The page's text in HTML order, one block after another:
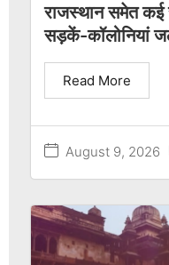
राजस्थान समेत कई
सड़कें-कॉलोनियां
August 9, 2026
Read More